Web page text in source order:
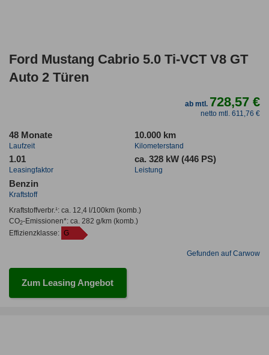
Ford Mustang Cabrio 5.0 Ti-VCT V8 GT
Auto 2 Türen
ab mtl. 728,57 €
netto mtl. 611,76 €
48 Monate
Laufzeit
10.000 km
Kilometerstand
1.01
Leasingfaktor
ca. 328 kW (446 PS)
Leistung
Benzin
Kraftstoff
Kraftstoffverbr.¹: ca. 12,4 l/100km(komb.)
CO2-Emissionen*: ca. 282 g/km(komb.)
Effizienzklasse: G
Gefunden auf Carwow
Zum Leasing Angebot